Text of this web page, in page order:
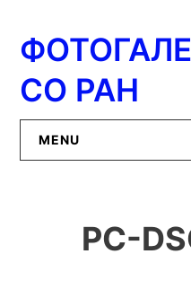
содержимому
СО РАН
MENU
ИЦиГ
PC-